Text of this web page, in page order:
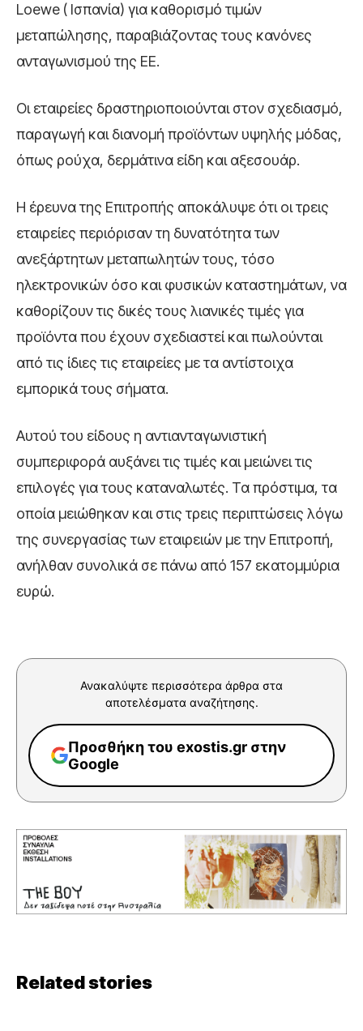
Loewe ( Ισπανία) για καθορισμό τιμών
μεταπώλησης, παραβιάζοντας τους κανόνες
ανταγωνισμού της ΕΕ.
Οι εταιρείες δραστηριοποιούνται στον σχεδιασμό,
παραγωγή και διανομή προϊόντων υψηλής μόδας,
όπως ρούχα, δερμάτινα είδη και αξεσουάρ.
Η έρευνα της Επιτροπής αποκάλυψε ότι οι τρεις
εταιρείες περιόρισαν τη δυνατότητα των
ανεξάρτητων μεταπωλητών τους, τόσο
ηλεκτρονικών όσο και φυσικών καταστημάτων, να
καθορίζουν τις δικές τους λιανικές τιμές για
προϊόντα που έχουν σχεδιαστεί και πωλούνται
από τις ίδιες τις εταιρείες με τα αντίστοιχα
εμπορικά τους σήματα.
Αυτού του είδους η αντιανταγωνιστική
συμπεριφορά αυξάνει τις τιμές και μειώνει τις
επιλογές για τους καταναλωτές. Τα πρόστιμα, τα
οποία μειώθηκαν και στις τρεις περιπτώσεις λόγω
της συνεργασίας των εταιρειών με την Επιτροπή,
ανήλθαν συνολικά σε πάνω από 157 εκατομμύρια
ευρώ.
Ανακαλύψτε περισσότερα άρθρα στα
αποτελέσματα αναζήτησης.
Προσθήκη του exostis.gr στην
Google
Related stories